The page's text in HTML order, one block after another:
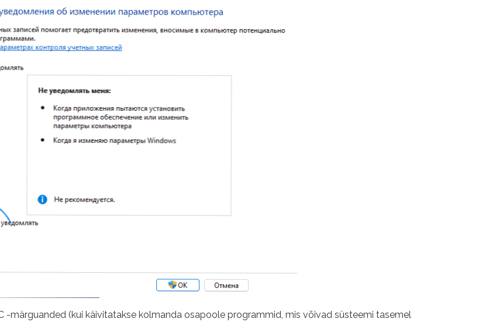
-märguanded (kui käivitatakse kolmanda osapoole programmid, mis võivad süsteemi tasemel